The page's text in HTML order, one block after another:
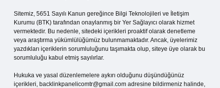
Sitemiz, 5651 Sayılı Kanun gereğince Bilgi Teknolojileri ve İletişim
Kurumu (BTK) tarafından onaylanmış bir Yer Sağlayıcı olarak hizmet
vermektedir. Bu nedenle, sitedeki içerikleri proaktif olarak denetleme
veya araştırma yükümlülüğümüz bulunmamaktadır. Ancak, üyelerimiz
yazdıkları içeriklerin sorumluluğunu taşımakta olup, siteye üye olarak bu
sorumluluğu kabul etmiş sayılırlar.
Hukuka ve yasal düzenlemelere aykırı olduğunu düşündüğünüz
içerikleri, backlinkpanelicomtr@gmail.com adresine bildirmeniz halinde,